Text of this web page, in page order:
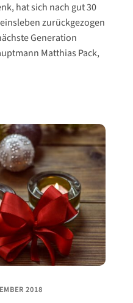
hat sich nach gut 30
zurückgezogen
Generation
Matthias Pack,
2018